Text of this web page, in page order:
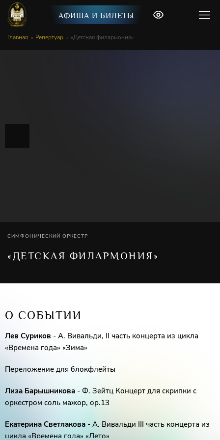
АФИША И БИЛЕТЫ
Главная Репертуар «Детская филармония»
СИМФОНИЧЕСКИЙ ОРКЕСТР
«ДЕТСКАЯ ФИЛАРМОНИЯ»
О СОБЫТИИ
Лев Суриков - А. Вивальди, II часть концерта из цикла
«Времена года» «Зима»
Переложение для блокфлейты
Лиза Барышникова - Ф. Зейтц Концерт для скрипки с
оркестром соль мажор, ор.13
Екатерина Светлакова - А. Вивальди III часть концерта из
цикла «Времена года» «Лето»